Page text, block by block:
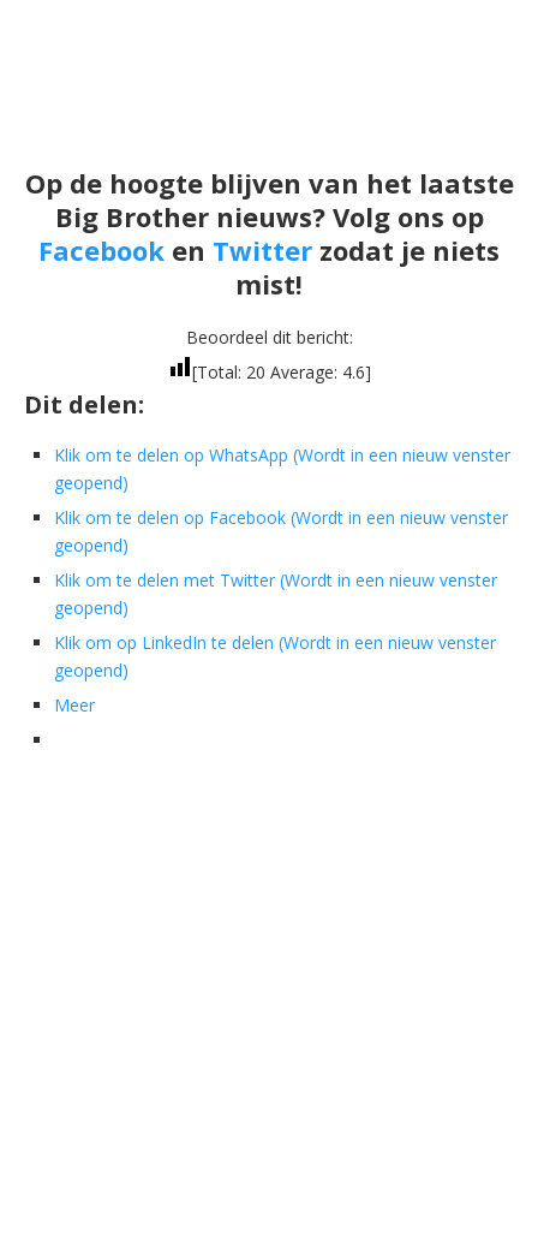
Op de hoogte blijven van het laatste
Big Brother nieuws? Volg ons op
Facebook en Twitter zodat je niets
mist!
Beoordeel dit bericht:
[Total: 20 Average: 4.6]
Dit delen:
Klik om te delen op WhatsApp (Wordt in een nieuw venster
geopend)
Klik om te delen op Facebook (Wordt in een nieuw venster
geopend)
Klik om te delen met Twitter (Wordt in een nieuw venster
geopend)
Klik om op LinkedIn te delen (Wordt in een nieuw venster
geopend)
Meer